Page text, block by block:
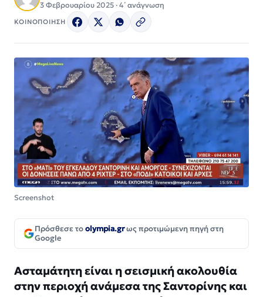
3 Φεβρουαρίου 2025 · 4΄ ανάγνωση
ΚΟΙΝΟΠΟΙΗΣΗ
Screenshot
Πρόσθεσε τοolympia.grως προτιμώμενη πηγή στη
Google
Ασταμάτητη είναι η σεισμική ακολουθία
στην περιοχή ανάμεσα της Σαντορίνης και